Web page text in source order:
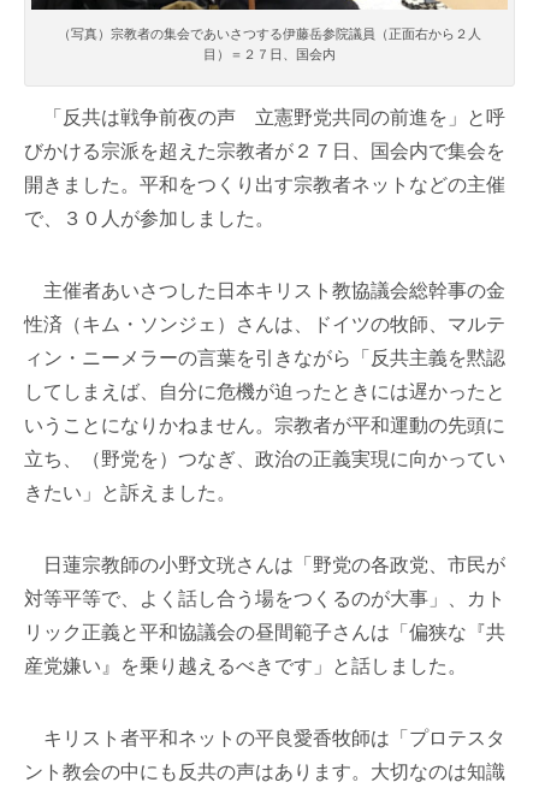
（写真）宗教者の集会であいさつする伊藤岳参院議員（正面右から２人
目）＝２７日、国会内
「反共は戦争前夜の声 立憲野党共同の前進を」と呼
びかける宗派を超えた宗教者が２７日、国会内で集会を
開きました。平和をつくり出す宗教者ネットなどの主催
で、３０人が参加しました。
主催者あいさつした日本キリスト教協議会総幹事の金
性済（キム・ソンジェ）さんは、ドイツの牧師、マルテ
ィン・ニーメラーの言葉を引きながら「反共主義を黙認
してしまえば、自分に危機が迫ったときには遅かったと
いうことになりかねません。宗教者が平和運動の先頭に
立ち、（野党を）つなぎ、政治の正義実現に向かってい
きたい」と訴えました。
日蓮宗教師の小野文珖さんは「野党の各政党、市民が
対等平等で、よく話し合う場をつくるのが大事」、カト
リック正義と平和協議会の昼間範子さんは「偏狭な『共
産党嫌い』を乗り越えるべきです」と話しました。
キリスト者平和ネットの平良愛香牧師は「プロテスタ
ント教会の中にも反共の声はあります。大切なのは知識